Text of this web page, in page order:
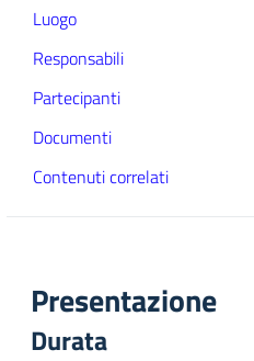
Luogo
Responsabili
Partecipanti
Documenti
Contenuti correlati
Presentazione
Durata